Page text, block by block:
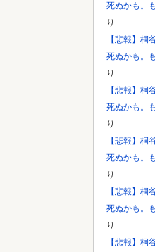
死ぬかも。
り
【悲報】桐
死ぬかも。
り
【悲報】桐
死ぬかも。
り
【悲報】桐
死ぬかも。
り
【悲報】桐
死ぬかも。
り
【悲報】桐